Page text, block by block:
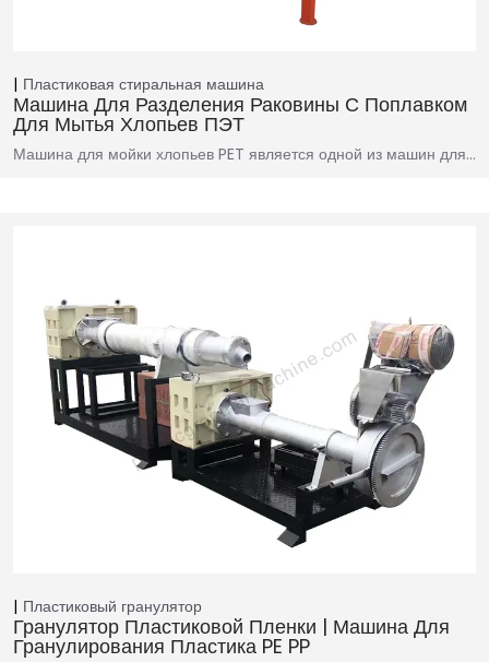
Пластиковая стиральная машина
Машина Для Разделения Раковины С Поплавком
Для Мытья Хлопьев ПЭТ
Машина для мойки хлопьев PET является одной из машин для…
Пластиковый гранулятор
Гранулятор Пластиковой Пленки | Машина Для
Гранулирования Пластика PE PP